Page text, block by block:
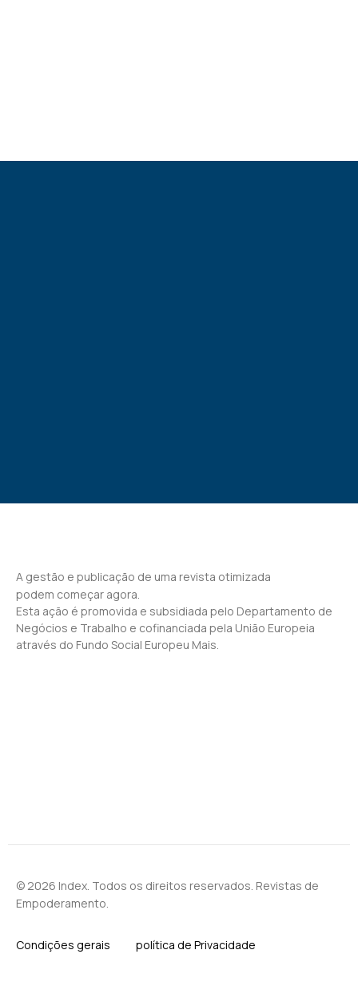
A gestão e publicação de uma revista otimizada
podem começar agora.
Esta ação é promovida e subsidiada pelo Departamento de
Negócios e Trabalho e cofinanciada pela União Europeia
através do Fundo Social Europeu Mais.
© 2026 Index. Todos os direitos reservados. Revistas de
Empoderamento.
Condições gerais política de Privacidade